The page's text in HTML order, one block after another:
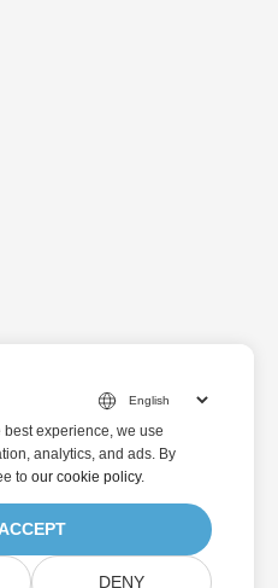
experience, we use
analytics, and ads. By
to our cookie policy.
DENY